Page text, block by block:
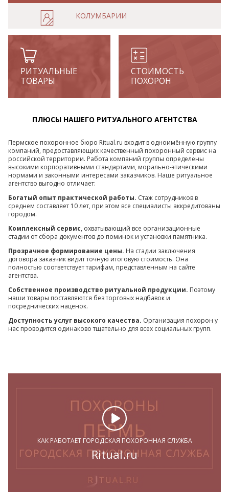
КОЛУМБАРИИ
РИТУАЛЬНЫЕ
ТОВАРЫ
СТОИМОСТЬ
ПОХОРОН
ПЛЮСЫ НАШЕГО РИТУАЛЬНОГО АГЕНТСТВА
Пермское похоронное бюро Ritual.ru входит в одноимённую группу
компаний, предоставляющих качественный похоронный сервис на
российской территории. Работа компаний группы определены
высокими корпоративными стандартами, морально-этическими
нормами и законными интересами заказчиков. Наше ритуальное
агентство выгодно отличает:
Богатый опыт практической работы. Стаж сотрудников в
среднем составляет 10 лет, при этом все специалисты аккредитованы
городом.
Комплексный сервис, охватывающий все организационные
стадии от сбора документов до поминок и установки памятника.
Прозрачное формирование цены. На стадии заключения
договора заказчик видит точную итоговую стоимость. Она
полностью соответствует тарифам, представленным на сайте
агентства.
Собственное производство ритуальной продукции. Поэтому
наши товары поставляются без торговых надбавок и
посреднических наценок.
Доступность услуг высокого качества. Организация похорон у
нас проводится одинаково тщательно для всех социальных групп.
КАК РАБОТАЕТ ГОРОДСКАЯ ПОХОРОННАЯ СЛУЖБА
Ritual.ru